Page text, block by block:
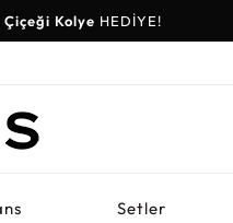
Çiçeği Kolye HEDİYE!
BileklikHEDİYE!
Setler